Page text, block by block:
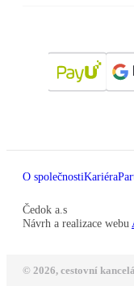
O společnostiKariéra
Čedok a.s
Návrh a realizace webu
© 2026, cestovní